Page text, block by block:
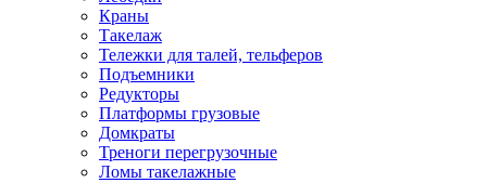
Краны
Такелаж
Тележки для талей, тельферов
Подъемники
Редукторы
Платформы грузовые
Домкраты
Треноги перегрузочные
Ломы такелажные